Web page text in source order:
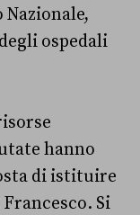
ospedali
hanno
di istituire
Si